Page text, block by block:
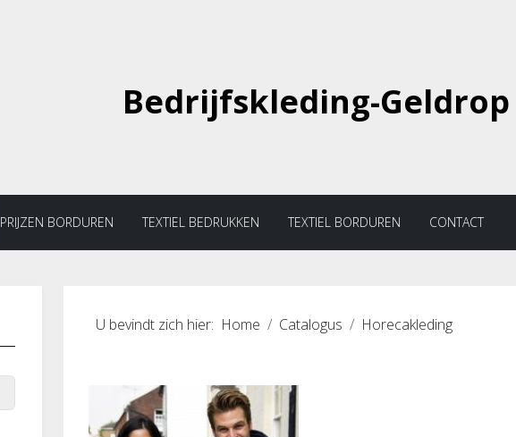
Bedrijfskleding-Geldrop
PRIJZEN BORDUREN TEXTIEL BEDRUKKEN TEXTIEL BORDUREN CONTACT
U bevindt zich hier: Home Catalogus Horecakleding